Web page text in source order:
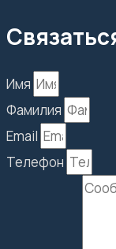
Имя
Фамилия
Email
Телефон